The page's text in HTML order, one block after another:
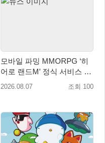
모바일 파밍 MMORPG ‘히
어로 랜드M’ 정식 서비스 돌
입
2026.08.07 조회 100